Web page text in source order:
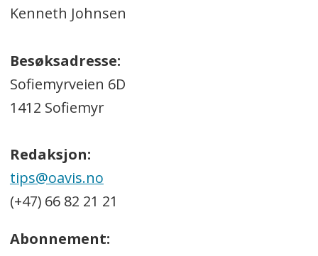
Kenneth Johnsen
Besøksadresse:
Sofiemyrveien 6D
1412 Sofiemyr
Redaksjon:
tips@oavis.no
(+47) 66 82 21 21
Abonnement: